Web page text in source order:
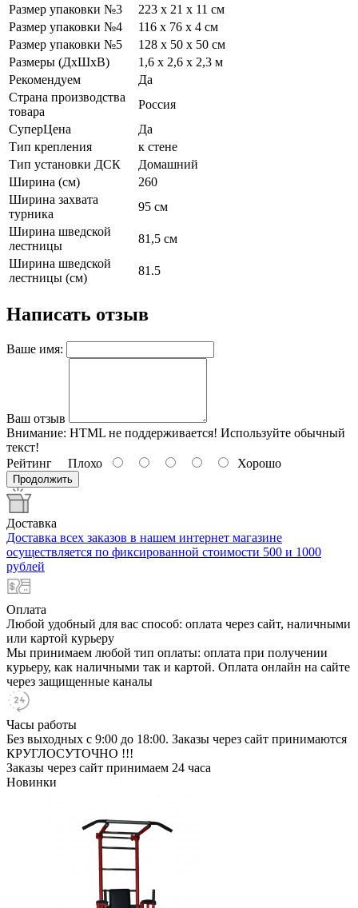
Размер упаковки №3
223 х 21 х 11 cм
Размер упаковки №4
116 х 76 х 4 cм
Размер упаковки №5
128 х 50 х 50 cм
Размеры (ДхШхВ)
1,6 x 2,6 х 2,3 м
Рекомендуем
Да
Страна производства
товара
Россия
СуперЦена
Да
Тип крепления
к стене
Тип установки ДСК
Домашний
Ширина (см)
260
Ширина захвата
турника
95 см
Ширина шведской
лестницы
81,5 см
Ширина шведской
лестницы (см)
81.5
Написать отзыв
Ваше имя:
Ваш отзыв
Внимание: HTML не поддерживается! Используйте обычный
текст!
Рейтинг Плохо Хорошо
Продолжить
Доставка
Доставка всех заказов в нашем интернет магазине
осуществляется по фиксированной стоимости 500 и 1000
рублей
Оплата
Любой удобный для вас способ: оплата через сайт, наличными
или картой курьеру
Мы принимаем любой тип оплаты: оплата при получении
курьеру, как наличными так и картой. Оплата онлайн на сайте
через защищенные каналы
Часы работы
Без выходных с 9:00 до 18:00. Заказы через сайт принимаются
КРУГЛОСУТОЧНО !!!
Заказы через сайт принимаем 24 часа
Новинки